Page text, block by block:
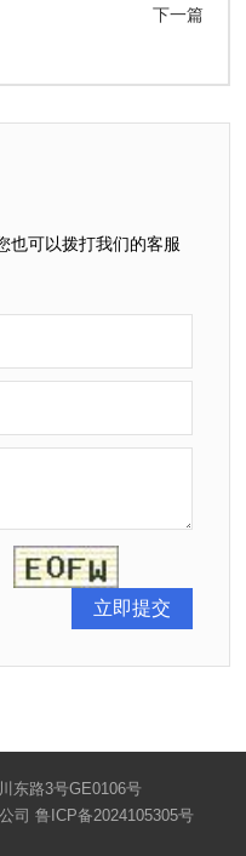
下一篇
也可以拨打我们的客服
东路3号GE0106号
司 鲁ICP备2024105305号